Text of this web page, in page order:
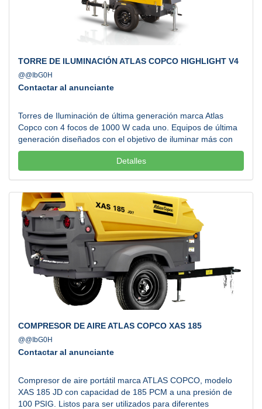
TORRE DE ILUMINACIÓN ATLAS COPCO HIGHLIGHT V4
@@IbG0H
Contactar al anunciante
Torres de Iluminación de última generación marca Atlas
Copco con 4 focos de 1000 W cada uno. Equipos de última
generación diseñados con el objetivo de iluminar más con
menos, permitiendo reducir los costos de combustible y
transporte. Atendemos todos los estados de la República
Detalles
COMPRESOR DE AIRE ATLAS COPCO XAS 185
@@IbG0H
Contactar al anunciante
Compresor de aire portátil marca ATLAS COPCO, modelo
XAS 185 JD con capacidad de 185 PCM a una presión de
100 PSIG. Listos para ser utilizados para diferentes